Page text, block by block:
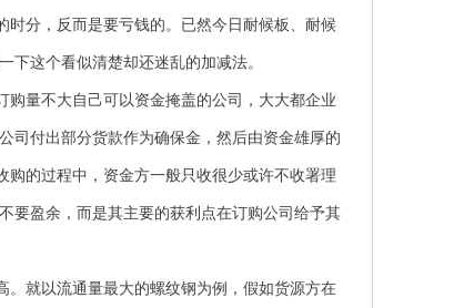
时分，反而是要亏钱的。已然今日 耐候板 、 耐候
下这个看似清楚却还迷乱的加减法。
量不大自己可以资金掩盖的公司，大大都企业
司付出部分货款作为确保金，然后由资金雄厚的
的过程中，资金方一般只收很少或许不收署理
要盈余，而是其主要的获利点在订购公司给予其
就以流通量最大的螺纹钢为例，假如货源方在